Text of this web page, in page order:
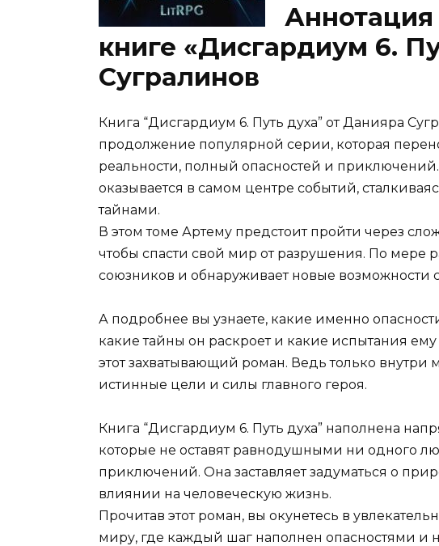
книге «Дисгардиум 6.
Сугралинов
Книга “Дисгардиум 6. Путь духа” от Данияра
продолжение популярной серии, которая
реальности, полный опасностей и
оказывается в самом центре событий,
тайнами.
В этом томе Артему предстоит пройти через
чтобы спасти свой мир от разрушения. По мере
союзников и обнаруживает новые возможности
А подробнее вы узнаете, какие именно
какие тайны он раскроет и какие испытания
этот захватывающий роман. Ведь только
истинные цели и силы главного героя.
Книга “Дисгардиум 6. Путь духа” наполнена
которые не оставят равнодушными ни одного
приключений. Она заставляет задуматься о
влиянии на человеческую жизнь.
Прочитав этот роман, вы окунетесь в
миру, где каждый шаг наполнен опасностями и